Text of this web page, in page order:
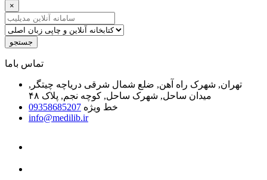
×
جستجو
ﺗﻤﺎﺱ ﺑﺎﻣﺎ
تهران, شهرک راه آهن, ضلع شمال شرقی دریاچه چیتگر,
میدان ساحل, شهرک ساحل, کوچه نجم, پلاک ۴۸
خط ویژه 09358685207
info@medilib.ir